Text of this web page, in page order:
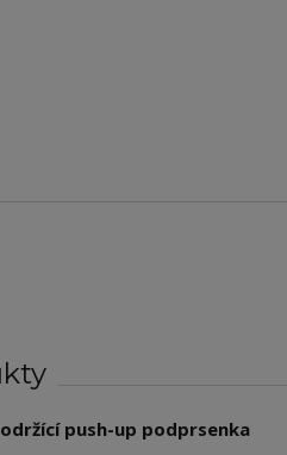
push-up podprsenka